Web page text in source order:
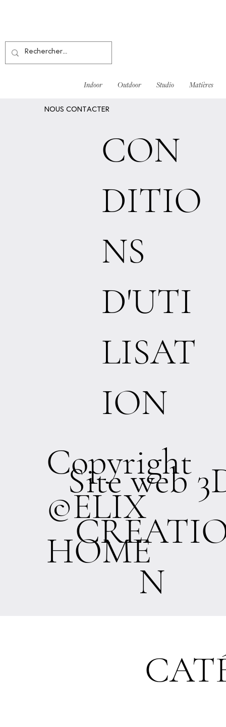
Indoor Outdoor Studio Matières
NOUS CONTACTER
CON
DITIO
NS
D'UTI
LISAT
ION
Site web
N
Copyright
©ELIX
HOME